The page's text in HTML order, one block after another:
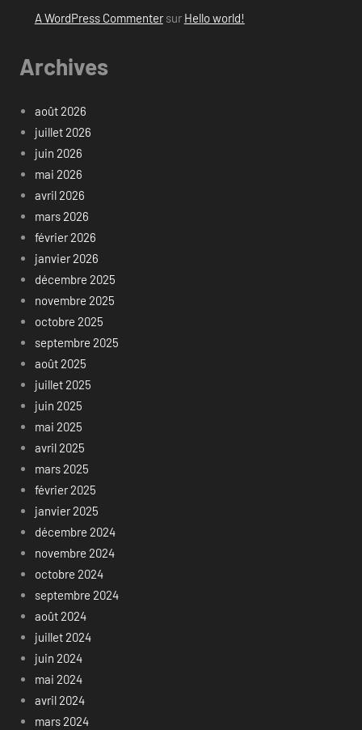
A WordPress Commentersur Hello world!
Archives
août 2026
juillet 2026
juin 2026
mai 2026
avril 2026
mars 2026
février 2026
janvier 2026
décembre 2025
novembre 2025
octobre 2025
septembre 2025
août 2025
juillet 2025
juin 2025
mai 2025
avril 2025
mars 2025
février 2025
janvier 2025
décembre 2024
novembre 2024
octobre 2024
septembre 2024
août 2024
juillet 2024
juin 2024
mai 2024
avril 2024
mars 2024